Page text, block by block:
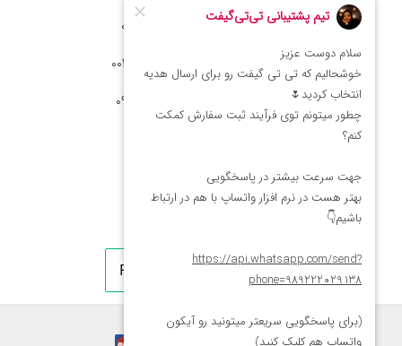
شماره تماس ایران: 02166066403
شماره تماس آمریکا: 0014088054942